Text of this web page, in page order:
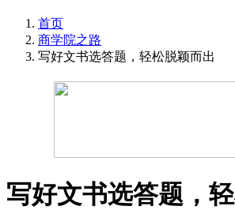
首页
商学院之路
写好文书选答题，轻松脱颖而出
写好文书选答题，